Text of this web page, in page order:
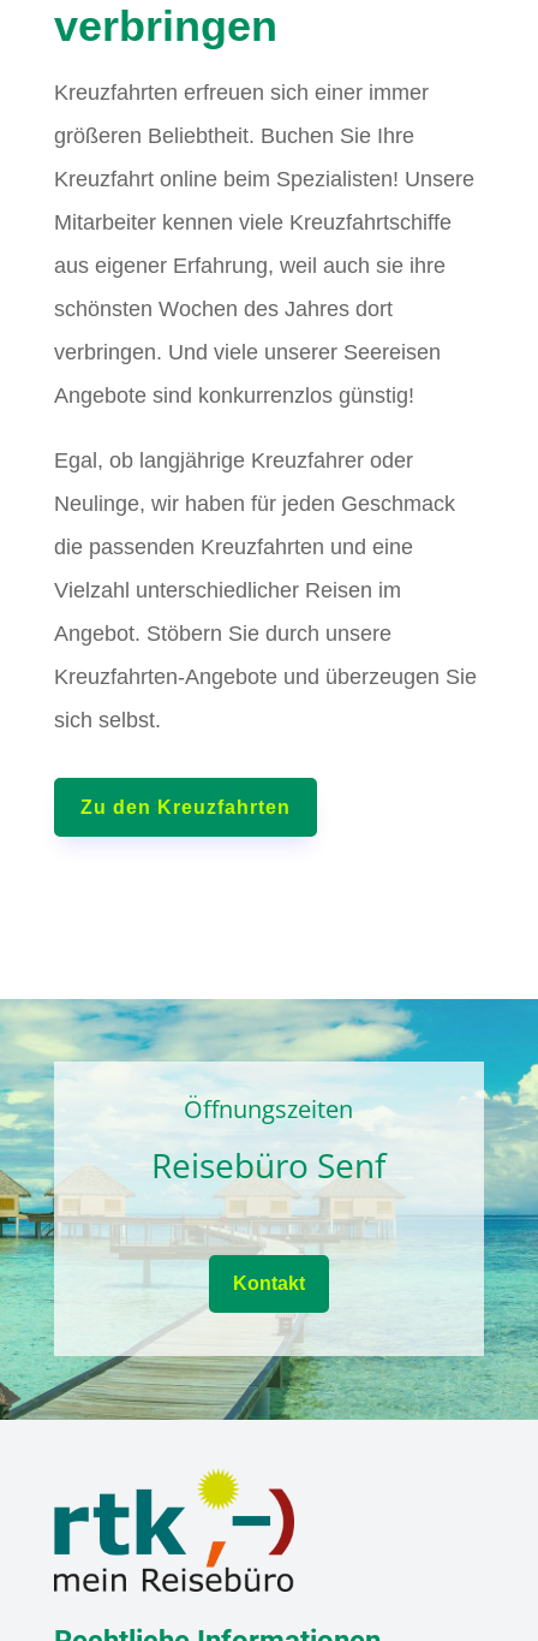
verbringen
Kreuzfahrten erfreuen sich einer immer
größeren Beliebtheit. Buchen Sie Ihre
Kreuzfahrt online beim Spezialisten! Unsere
Mitarbeiter kennen viele Kreuzfahrtschiffe
aus eigener Erfahrung, weil auch sie ihre
schönsten Wochen des Jahres dort
verbringen. Und viele unserer Seereisen
Angebote sind konkurrenzlos günstig!
Egal, ob langjährige Kreuzfahrer oder
Neulinge, wir haben für jeden Geschmack
die passenden Kreuzfahrten und eine
Vielzahl unterschiedlicher Reisen im
Angebot. Stöbern Sie durch unsere
Kreuzfahrten-Angebote und überzeugen Sie
sich selbst.
Zu den Kreuzfahrten
Öffnungszeiten
Reisebüro Senf
Kontakt